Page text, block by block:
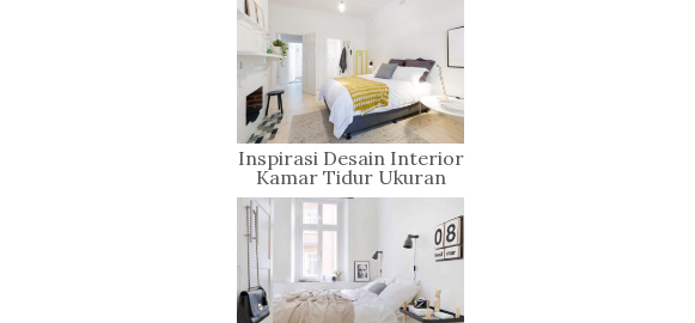
Inspirasi Desain Interior
Kamar Tidur Ukuran
Kecil Yang Sederhana